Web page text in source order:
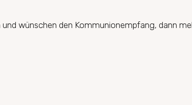
wünschen den Kommunionempfang, dann